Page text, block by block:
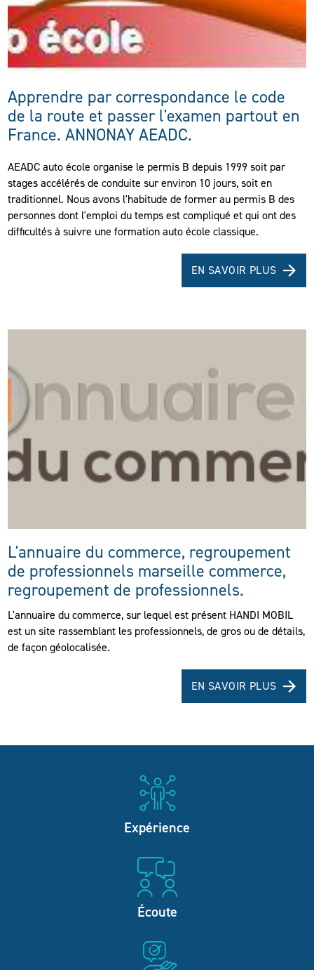
Apprendre par correspondance le code
de la route et passer l'examen partout en
France. ANNONAY AEADC.
AEADC auto école organise le permis B depuis 1999 soit par
stages accélérés de conduite sur environ 10 jours, soit en
traditionnel. Nous avons l'habitude de former au permis B des
personnes dont l'emploi du temps est compliqué et qui ont des
difficultés à suivre une formation auto école classique.
EN SAVOIR PLUS
L'annuaire du commerce, regroupement
de professionnels marseille commerce,
regroupement de professionnels.
L'annuaire du commerce, sur lequel est présent HANDI MOBIL
est un site rassemblant les professionnels, de gros ou de détails,
de façon géolocalisée.
EN SAVOIR PLUS
Expérience
Écoute